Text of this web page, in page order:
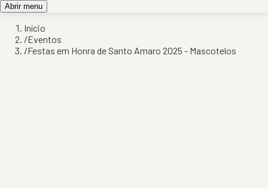
Abrir menu
Início
/Eventos
/Festas em Honra de Santo Amaro 2025 - Mascotelos